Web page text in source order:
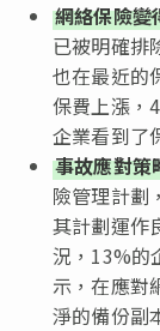
網絡保險變
已被明確排
也在最近的
保費上漲，
企業看到了
事故應對策
險管理計劃
其計劃運作
況，13%的
示，在應對
淨的備份副